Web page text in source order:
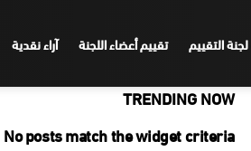
التقييم تقييم أعضاء اللجنة آراء نقدية
TRENDING NOW
No posts match the widget criteria